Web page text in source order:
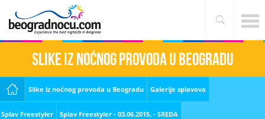
Slike iz noćnog provoda u Beogradu
Slike iz noćnog provoda u Beogradu Galerije splavova
Splav Freestyler Splav Freestyler - 03.06.2015. - SREDA